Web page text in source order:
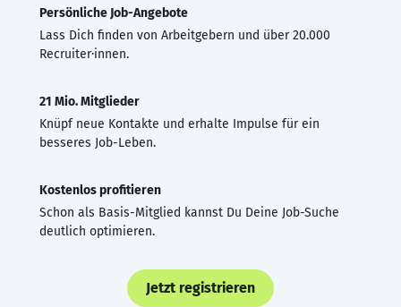
Persönliche Job-Angebote
Lass Dich finden von Arbeitgebern und über 20.000
Recruiter·innen.
21 Mio. Mitglieder
Knüpf neue Kontakte und erhalte Impulse für ein
besseres Job-Leben.
Kostenlos profitieren
Schon als Basis-Mitglied kannst Du Deine Job-Suche
deutlich optimieren.
Jetzt registrieren